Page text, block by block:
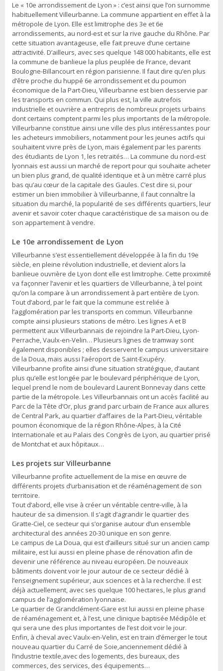
Le « 10e arrondissement de Lyon » : c’est ainsi que l’on surnomme
habituellement Villeurbanne. La commune appartient en effet à la
métropole de Lyon. Elle est limitrophe des 3e et 6e
arrondissements, au nord-est et sur la rive gauche du Rhône. Par
cette situation avantageuse, elle fait preuve d’une certaine
attractivité. D’ailleurs, avec ses quelque 148 000 habitants, elle est
la commune de banlieue la plus peuplée de France, devant
Boulogne-Billancourt en région parisienne. Il faut dire qu’en plus
d’être proche du huppé 6e arrondissement et du poumon
économique de la Part-Dieu, Villeurbanne est bien desservie par
les transports en commun. Qui plus est, la ville autrefois
industrielle et ouvrière a entrepris de nombreux projets urbains
dont certains comptent parmi les plus importants de la métropole.
Villeurbanne constitue ainsi une ville des plus intéressantes pour
les acheteurs immobiliers, notamment pour les jeunes actifs qui
souhaitent vivre près de Lyon, mais également par les parents
des étudiants de Lyon 1, les retraités… La commune du nord-est
lyonnais est aussi un marché de report pour qui souhaite acheter
un bien plus grand, de qualité identique et à un mètre carré plus
bas qu’au cœur de la capitale des Gaules. C’est dire si, pour
estimer un bien immobilier à Villeurbanne, il faut connaître la
situation du marché, la popularité de ses différents quartiers, leur
avenir et savoir coter chaque caractéristique de sa maison ou de
son appartement à vendre.
Le 10e arrondissement de Lyon
Villeurbanne s’est essentiellement développée à la fin du 19e
siècle, en pleine révolution industrielle, et devient alors la
banlieue ouvrière de Lyon dont elle est limitrophe. Cette proximité
va façonner l’avenir et les quartiers de Villeurbanne, à tel point
qu’on la compare à un arrondissement à part entière de Lyon.
Tout d’abord, par le fait que la commune est reliée à
l’agglomération par les transports en commun. Villeurbanne
compte ainsi plusieurs stations de métro. Les lignes A et B
permettent aux Villeurbannais de rejoindre la Part-Dieu, Lyon-
Perrache, Vaulx-en-Velin… Plusieurs lignes de tramway sont
également disponibles ; elles desservent le campus universitaire
de la Doua, mais aussi l’aéroport de Saint-Exupéry.
Villeurbanne profite ainsi d’une situation stratégique, d’autant
plus qu’elle est longée par le boulevard périphérique de Lyon,
lequel prend le nom de boulevard Laurent Bonnevay dans cette
partie de la métropole. Les Villeurbannais ont un accès facilité au
Parc de la Tête d’Or, plus grand parc urbain de France aux allures
de Central Park, au quartier d’affaires de la Part-Dieu, véritable
poumon économique de la région Rhône-Alpes, à la Cité
Internationale et au Palais des Congrès de Lyon, au quartier prisé
de Montchat et aux hôpitaux…
Les projets sur Villeurbanne
Villeurbanne profite actuellement de la mise en œuvre de
différents projets d’urbanisation et de réaménagement de son
territoire.
Tout d’abord, elle vise à créer un véritable centre-ville, à la
hauteur de sa dimension. Il s’agit d’agrandir le quartier des
Gratte-Ciel, ce secteur qui s’organise autour d’un ensemble
architectural des années 20-30 unique en son genre.
Le campus de La Doua, qui est d’ailleurs situé sur un ancien camp
militaire, est lui aussi en pleine phase de rénovation afin de
devenir une référence au niveau européen. De nouveaux
bâtiments doivent voir le jour autour de ce secteur dédié à
l’enseignement supérieur, aux sciences et à la recherche. Il est
déjà actuellement, avec ses quelque 100 hectares, le plus grand
campus de l’agglomération lyonnaise.
Le quartier de Grandclément-Gare est lui aussi en pleine phase
de réaménagement et, à l’est, une clinique baptisée Médipôle et
qui sera une des plus importantes de l’est doit voir le jour.
Enfin, à cheval avec Vaulx-en-Velin, est en train d’émerger le tout
nouveau quartier du Carré de Soie,anciennement dédié à
l’industrie textile,avec des logements, des bureaux, des
commerces, des services, des équipements…